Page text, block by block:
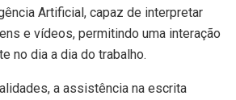
Artificial, capaz de interpretar
e vídeos, permitindo uma interação
no dia a dia do trabalho.
a assistência na escrita